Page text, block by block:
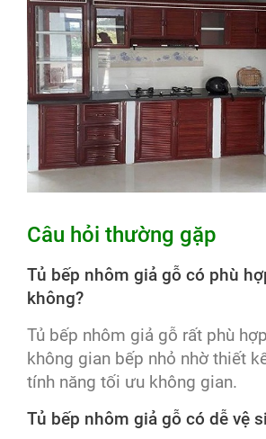
Câu hỏi thường gặp
Tủ bếp nhôm giả gỗ có phù
không?
Tủ bếp nhôm giả gỗ rất phù
không gian bếp nhỏ nhờ thiết
tính năng tối ưu không gian.
Tủ bếp nhôm giả gỗ có dễ vệ